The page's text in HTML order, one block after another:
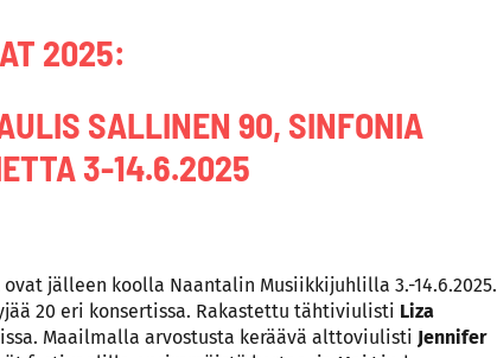
2025:
SALLINEN 90, SINFONIA
3-14.6.2025
jälleen koolla Naantalin Musiikkijuhlilla 3.-14.6.2025.
20 eri konsertissa. Rakastettu tähtiviulisti Liza
Maailmalla arvostusta keräävä alttoviulisti Jennifer